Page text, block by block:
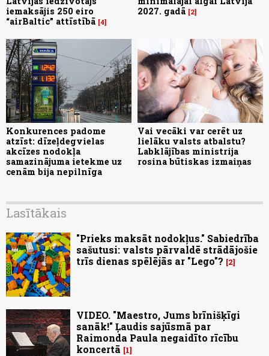
iemaksājis 250 eiro
“airBaltic” attīstībā 4
2027. gadā 2
Konkurences padome
atzīst: dīzeļdegvielas
akcīzes nodokļa
samazinājuma ietekme uz
cenām bija nepilnīga
Vai vecāki var cerēt uz
lielāku valsts atbalstu?
Labklājības ministrija
rosina būtiskas izmaiņas
Lasītākais
"Prieks maksāt nodokļus." Sabiedrība
sašutusi: valsts pārvaldē strādājošie
trīs dienas spēlējās ar "Lego"?
2
VIDEO. "Maestro, Jums brīnišķīgi
sanāk!" Ļaudis sajūsmā par
Raimonda Paula negaidīto rīcību
koncertā
1